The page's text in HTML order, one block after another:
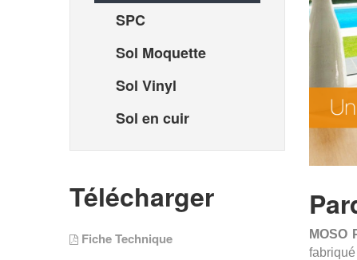
SPC
Sol Moquette
Sol Vinyl
Sol en cuir
Télécharger
Fiche Technique MOSO